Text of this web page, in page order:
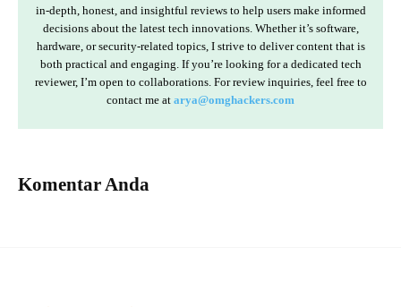
in-depth, honest, and insightful reviews to help users make informed
decisions about the latest tech innovations. Whether it’s software,
hardware, or security-related topics, I strive to deliver content that is
both practical and engaging. If you’re looking for a dedicated tech
reviewer, I’m open to collaborations. For review inquiries, feel free to
contact me at arya@omghackers.com
Komentar Anda